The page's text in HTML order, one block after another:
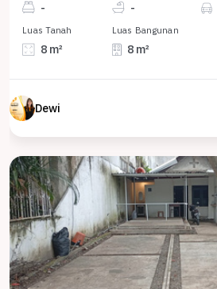
- -
Luas Tanah
8 m²
Luas Bangunan
8 m²
Dewi